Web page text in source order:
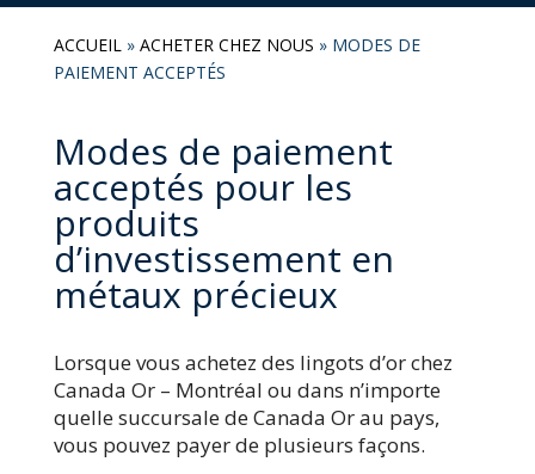
ACCUEIL » ACHETER CHEZ NOUS » MODES DE
PAIEMENT ACCEPTÉS
Modes de paiement
acceptés pour les
produits
d’investissement en
métaux précieux
Lorsque vous achetez des lingots d’or chez
Canada Or – Montréal ou dans n’importe
quelle succursale de Canada Or au pays,
vous pouvez payer de plusieurs façons.